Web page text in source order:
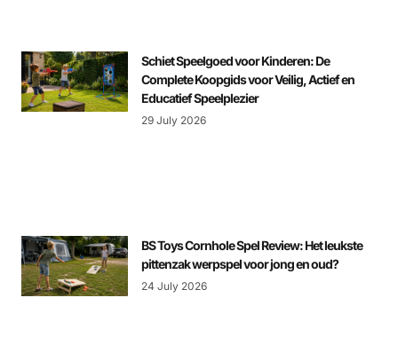
Schiet Speelgoed voor Kinderen: De
Complete Koopgids voor Veilig, Actief en
Educatief Speelplezier
29 July 2026
BS Toys Cornhole Spel Review: Het leukste
pittenzak werpspel voor jong en oud?
24 July 2026